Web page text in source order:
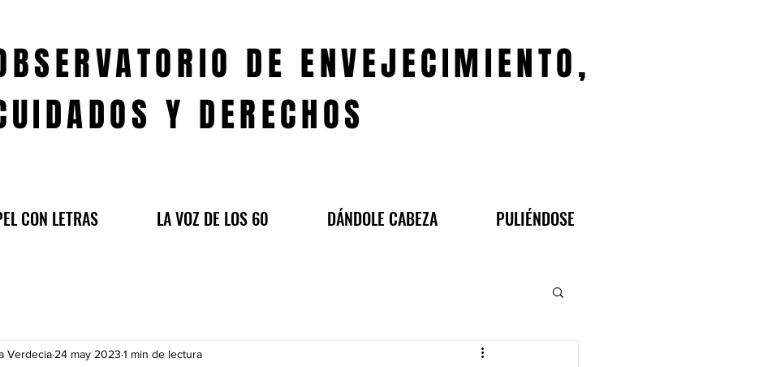
DE ENVEJECIMIENTO,
Y DERECHOS
CON LETRAS LA VOZ DE LOS 60 DÁNDOLE CABEZA PULIÉNDOSE
Verdecia 24 may 2023 1 min de lectura